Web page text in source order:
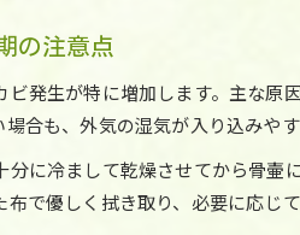
ペット火
骨壷用乾
筑豊エリ
ペット火
の注意点
発生が特に増加します。主な
合も、外気の湿気が入り込みや
に冷まして乾燥させてから骨壷
で優しく拭き取り、必要に応じ